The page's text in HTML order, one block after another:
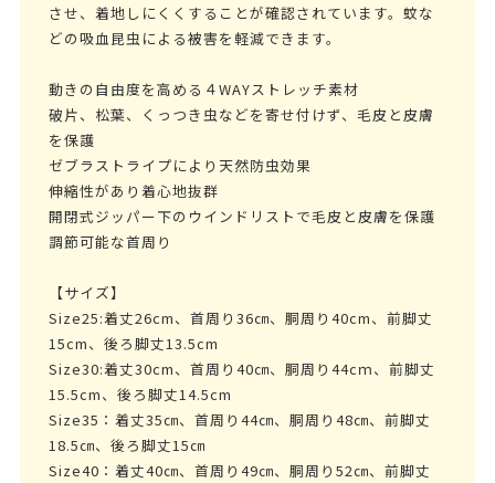
させ、着地しにくくすることが確認されています。蚊な
どの吸血昆虫による被害を軽減できます。
動きの自由度を高める４WAYストレッチ素材
破片、松葉、くっつき虫などを寄せ付けず、毛皮と皮膚
を保護
ゼブラストライプにより天然防虫効果
伸縮性があり着心地抜群
開閉式ジッパー下のウインドリストで毛皮と皮膚を保護
調節可能な首周り
【サイズ】
Size25:着丈26cm、首周り36㎝、胴周り40cm、前脚丈
15cm、後ろ脚丈13.5cm
Size30:着丈30cm、首周り40㎝、胴周り44cｍ、前脚丈
15.5cm、後ろ脚丈14.5cm
Size35：着丈35㎝、首周り44㎝、胴周り48㎝、前脚丈
18.5㎝、後ろ脚丈15㎝
Size40：着丈40㎝、首周り49㎝、胴周り52㎝、前脚丈